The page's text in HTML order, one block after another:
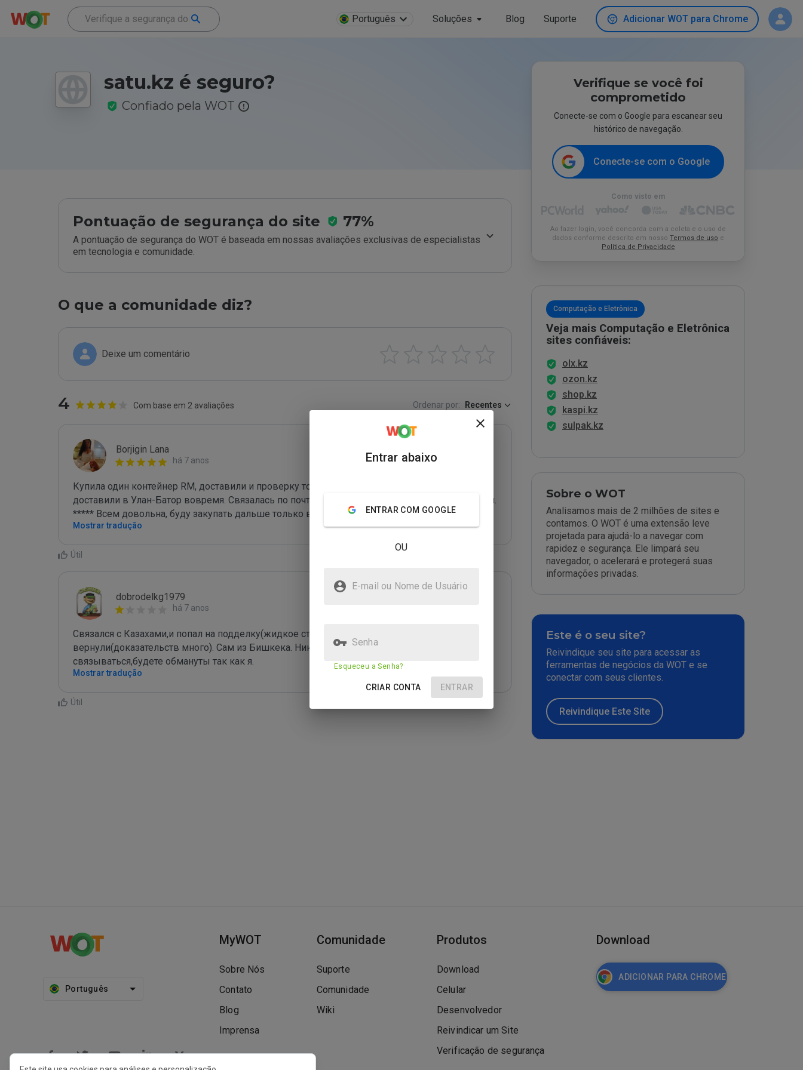
Português Soluções Blog Suporte Adicionar WOT para Chrome
satu.kz é seguro?
Confiado pela WOT
Pontuação de segurança do site 77%
A pontuação de segurança do WOT é baseada em nossas avaliações exclusivas de especialistas
em tecnologia e comunidade.
O que a comunidade diz?
Deixe um comentário
4 Com base em 2 avaliações Ordenar por: Recentes
Borjigin Lana
há 7 anos
Купила один контейнер RM, доставили и проверку товар прошел. Нареканий нету. Товар
доставили в Улан-Батор вовремя. Связалась по почте ukr-himiya@ya.ru, уточняла детали по тел.
***** Всем довольна, буду закупать дальше только в УКР-Химии. Рекомендую.
Mostrar tradução
Útil
dobrodelkg1979
há 7 anos
Связался с Казахами,и попал на подделку(жидкое стекло,все как на сайте),деньги мне не
вернули(доказательств много). Сам из Бишкека. Никому не советую с ними
связываться,будете обмануты так как я.
Mostrar tradução
Útil
Verifique se você foi
comprometido
Conecte-se com o Google para escanear seu
histórico de navegação.
Conecte-se com o Google
Como visto em
Ao fazer login, você concorda com a coleta e o uso de
dados conforme descrito em nosso Termos de uso e
Política de Privacidade
Computação e Eletrônica
Veja mais Computação e Eletrônica
sites confiáveis:
olx.kz
ozon.kz
shop.kz
kaspi.kz
sulpak.kz
Sobre o WOT
Analisamos mais de 2 milhões de sites e
contamos. O WOT é uma extensão leve
projetada para ajudá-lo a navegar com
rapidez e segurança. Ele limpará seu
navegador, o acelerará e protegerá suas
informações privadas.
Este é o seu site?
Reivindique seu site para acessar as
ferramentas de negócios da WOT e se
conectar com seus clientes.
Reivindique Este Site
Português
MyWOT
Sobre Nós
Contato
Blog
Imprensa
Comunidade
Suporte
Comunidade
Wiki
Produtos
Download
Celular
Desenvolvedor
Reivindicar um Site
Verificação de segurança
Download
ADICIONAR PARA CHROME
Entrar abaixo
ENTRAR COM GOOGLE
OU
E-mail ou Nome de Usuário
Senha
Esqueceu a Senha?
CRIAR CONTA ENTRAR